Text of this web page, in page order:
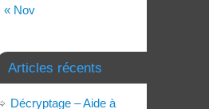
« Nov
Articles récents
Décryptage – Aide à